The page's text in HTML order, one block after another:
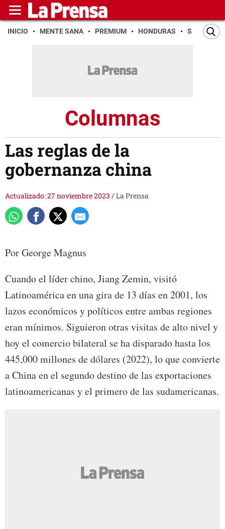
INICIO MENTE SANA PREMIUM HONDURAS SAN PEDRO
Columnas
Las reglas de la
gobernanza china
Actualizado: 27 noviembre 2023 /La Prensa
Por George Magnus
Cuando el líder chino, Jiang Zemin, visitó
Latinoamérica en una gira de 13 días en 2001, los
lazos económicos y políticos entre ambas regiones
eran mínimos. Siguieron otras visitas de alto nivel y
hoy el comercio bilateral se ha disparado hasta los
445,000 millones de dólares (2022), lo que convierte
a China en el segundo destino de las exportaciones
latinoamericanas y el primero de las sudamericanas.